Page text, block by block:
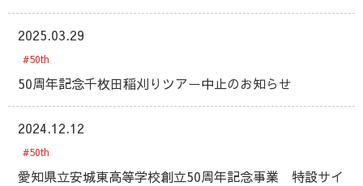
2025.03.29
#50th
50周年記念千枚田稲刈りツアー中止のお知らせ
2024.12.12
#50th
愛知県立安城東高等学校創立50周年記念事業 特設サイ